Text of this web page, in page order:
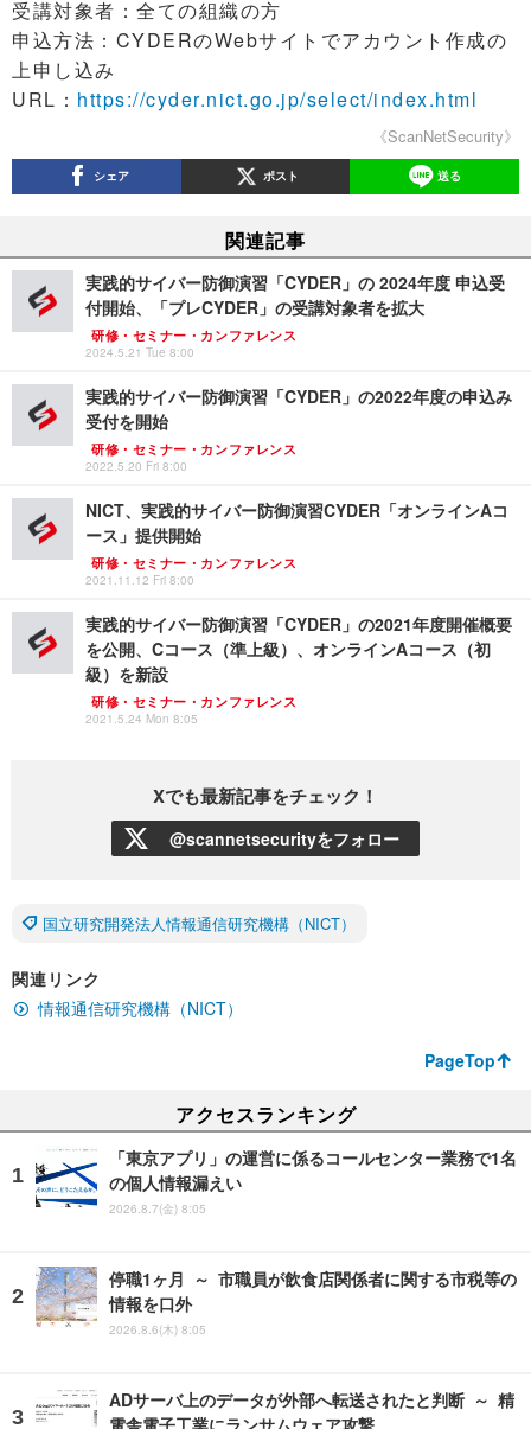
受講対象者：全ての組織の方
申込方法：CYDERのWebサイトでアカウント作成の
上申し込み
URL： https://cyder.nict.go.jp/select/index.html
《ScanNetSecurity》
シェア ポスト 送る
関連記事
実践的サイバー防御演習「CYDER」の 2024年度 申込受
付開始、「プレCYDER」の受講対象者を拡大
研修・セミナー・カンファレンス
2024.5.21 Tue 8:00
実践的サイバー防御演習「CYDER」の2022年度の申込み
受付を開始
研修・セミナー・カンファレンス
2022.5.20 Fri 8:00
NICT、実践的サイバー防御演習CYDER「オンラインAコ
ース」提供開始
研修・セミナー・カンファレンス
2021.11.12 Fri 8:00
実践的サイバー防御演習「CYDER」の2021年度開催概要
を公開、Cコース（準上級）、オンラインAコース（初
級）を新設
研修・セミナー・カンファレンス
2021.5.24 Mon 8:05
Xでも最新記事をチェック！
@scannetsecurityをフォロー
国立研究開発法人情報通信研究機構（NICT）
関連リンク
情報通信研究機構（NICT）
PageTop
アクセスランキング
「東京アプリ」の運営に係るコールセンター業務で1名
の個人情報漏えい
2026.8.7(金) 8:05
停職1ヶ月 ～ 市職員が飲食店関係者に関する市税等の
情報を口外
2026.8.6(木) 8:05
ADサーバ上のデータが外部へ転送されたと判断 ～ 精
電舎電子工業にランサムウェア攻撃